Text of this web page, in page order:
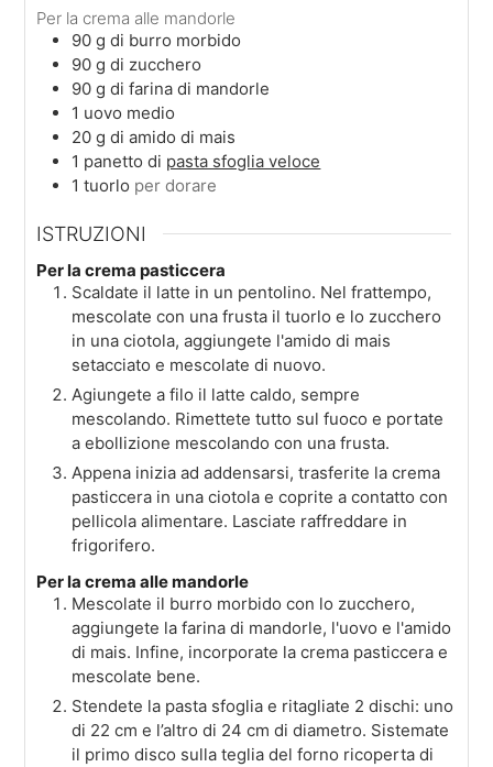
Per la crema alle mandorle
90 g di burro morbido
90 g di zucchero
90 g di farina di mandorle
1 uovo medio
20 g di amido di mais
1 panetto di pasta sfoglia veloce
1 tuorlo per dorare
ISTRUZIONI
Per la crema pasticcera
Scaldate il latte in un pentolino. Nel frattempo,
mescolate con una frusta il tuorlo e lo zucchero
in una ciotola, aggiungete l'amido di mais
setacciato e mescolate di nuovo.
Agiungete a filo il latte caldo, sempre
mescolando. Rimettete tutto sul fuoco e portate
a ebollizione mescolando con una frusta.
Appena inizia ad addensarsi, trasferite la crema
pasticcera in una ciotola e coprite a contatto con
pellicola alimentare. Lasciate raffreddare in
frigorifero.
Per la crema alle mandorle
Mescolate il burro morbido con lo zucchero,
aggiungete la farina di mandorle, l'uovo e l'amido
di mais. Infine, incorporate la crema pasticcera e
mescolate bene.
Stendete la pasta sfoglia e ritagliate 2 dischi: uno
di 22 cm e l’altro di 24 cm di diametro. Sistemate
il primo disco sulla teglia del forno ricoperta di